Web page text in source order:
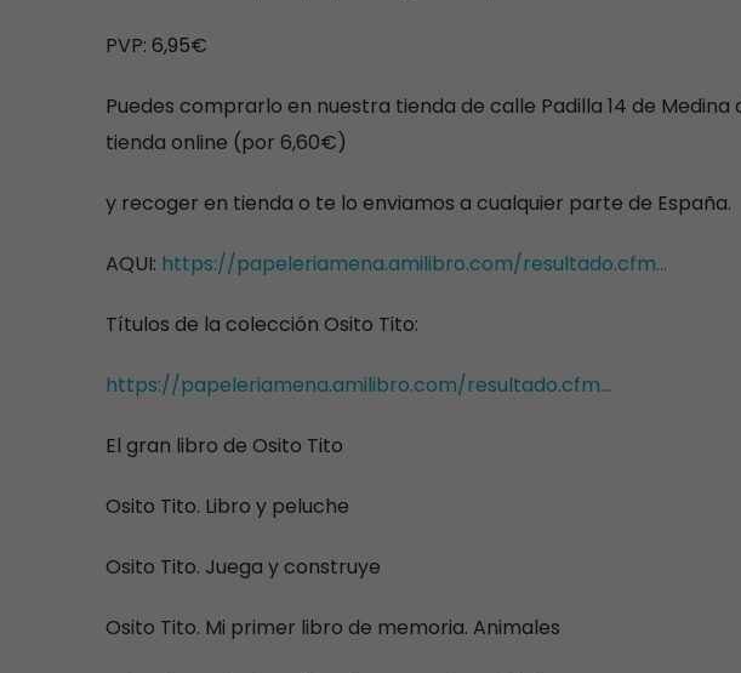
PVP: 6,95€
Puedes comprarlo en nuestra tienda de calle Padilla 14 de Medina
tienda online (por 6,60€)
y recoger en tienda o te lo enviamos a cualquier parte de España.
AQUI: https://papeleriamena.amilibro.com/resultado.cfm…
Títulos de la colección Osito Tito:
https://papeleriamena.amilibro.com/resultado.cfm…
El gran libro de Osito Tito
Osito Tito. Libro y peluche
Osito Tito. Juega y construye
Osito Tito. Mi primer libro de memoria. Animales